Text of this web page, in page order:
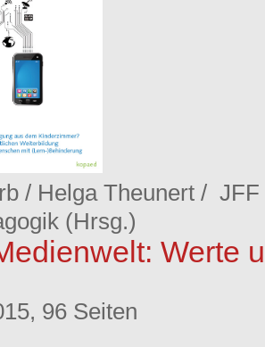
/ Helga Theunert / JFF
(Hrsg.)
Werte
96 Seiten